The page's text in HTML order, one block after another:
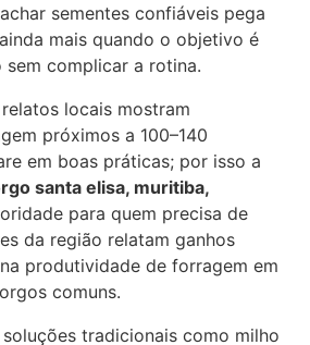
sementes confiáveis pega
mais quando o objetivo é
complicar a rotina.
locais mostram
próximos a 100–140
em boas práticas; por isso a
santa elisa, muritiba,
para quem precisa de
da região relatam ganhos
produtividade de forragem em
comuns.
tradicionais como milho